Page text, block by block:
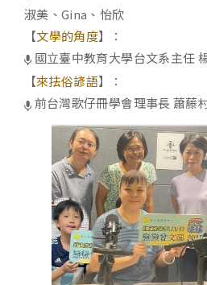
淑美、Gina、怡欣
【文學的角度】：
國立臺中教育大學台文系主任
【來抾俗諺語】：
前台灣歌仔冊學會理事長 蕭藤